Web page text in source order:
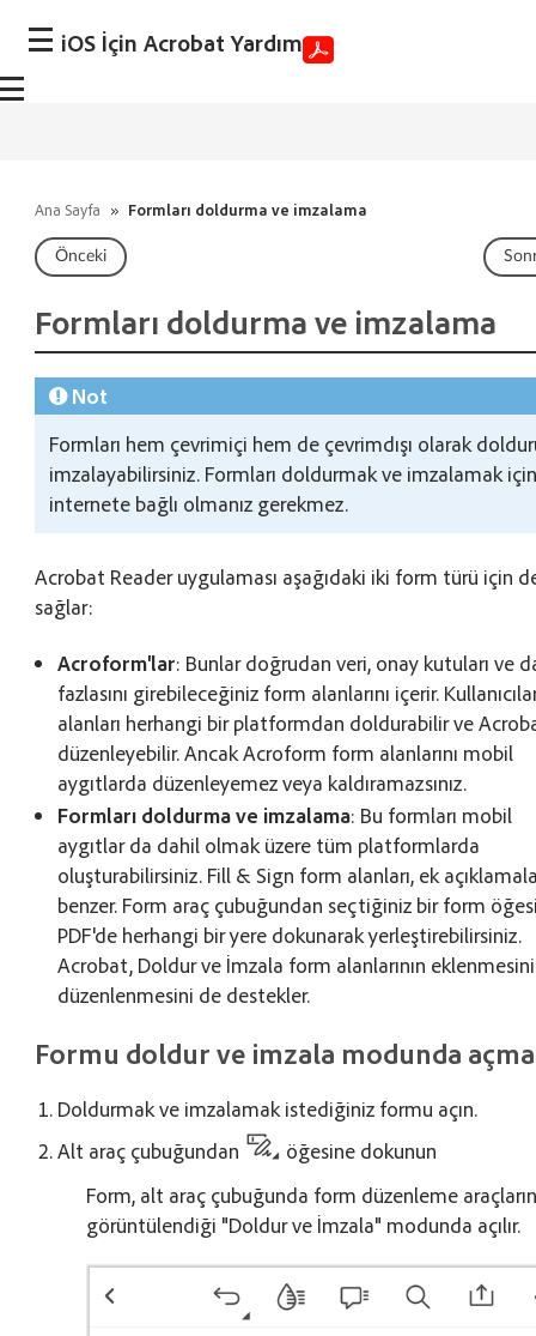
iOS İçin Acrobat Yardım
Ana Sayfa » Formları doldurma ve imzalama
Önceki
Formları doldurma ve imzalama
Not
Formları hem çevrimiçi hem de çevrimdışı olarak
imzalayabilirsiniz. Formları doldurmak ve imzalamak
internete bağlı olmanız gerekmez.
Acrobat Reader uygulaması aşağıdaki iki form türü için
sağlar:
Acroform'lar: Bunlar doğrudan veri, onay kutuları ve
fazlasını girebileceğiniz form alanlarını içerir.
alanları herhangi bir platformdan doldurabilir ve
düzenleyebilir. Ancak Acroform form alanlarını mobil
aygıtlarda düzenleyemez veya kaldıramazsınız.
Formları doldurma ve imzalama: Bu formları mobil
aygıtlar da dahil olmak üzere tüm platformlarda
oluşturabilirsiniz. Fill & Sign form alanları, ek
benzer. Form araç çubuğundan seçtiğiniz bir form
PDF'de herhangi bir yere dokunarak yerleştirebilirsiniz.
Acrobat, Doldur ve İmzala form alanlarının
düzenlenmesini de destekler.
Formu doldur ve imzala modunda açma
Doldurmak ve imzalamak istediğiniz formu açın.
Alt araç çubuğundan
öğesine dokunun
Form, alt araç çubuğunda form düzenleme
görüntülendiği "Doldur ve İmzala" modunda açılır.